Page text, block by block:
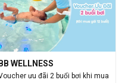
BB WELLNESS
ưu đãi 2 buổi bơi khi mua